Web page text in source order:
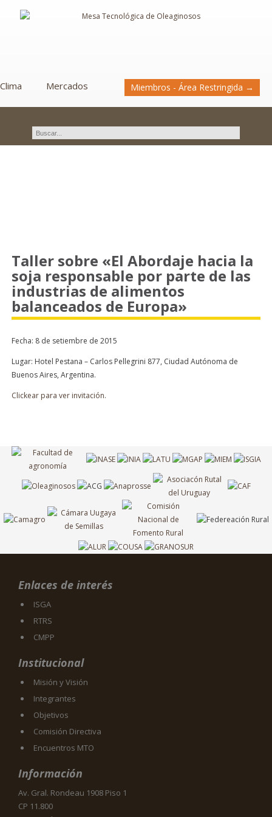
Clima Mercados Miembros - Área Restringida →
Taller sobre «El Abordaje hacia la
soja responsable por parte de las
industrias de alimentos
balanceados de Europa»
Fecha: 8 de setiembre de 2015
Lugar: Hotel Pestana – Carlos Pellegrini 877, Ciudad Autónoma de
Buenos Aires, Argentina.
Clickear para ver invitación.
Enlaces de interés
ISGA
RTRS
CMPP
Institucional
Misión y Visión
Integrantes
Objetivos
Comisión Directiva
Encuentros MTO
Información
Av. Gral. Rondeau 1908 Piso 1
CP 11.800